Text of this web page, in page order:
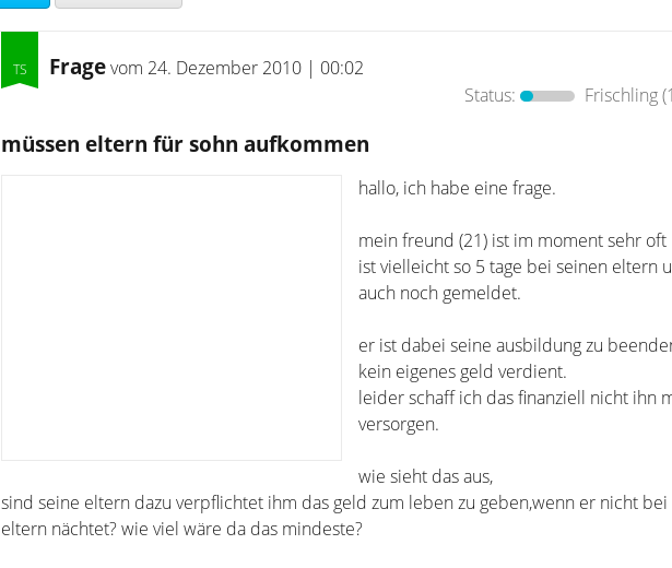
Fragevom 24. Dezember 2010 | 00:02
Status:
Frischling
müssen eltern für sohn aufkommen
hallo, ich habe eine frage.
mein freund (21) ist im moment sehr
ist vielleicht so 5 tage bei seinen eltern
auch noch gemeldet.
er ist dabei seine ausbildung zu
kein eigenes geld verdient.
leider schaff ich das finanziell nicht ihn
versorgen.
wie sieht das aus,
sind seine eltern dazu verpflichtet ihm das geld zum leben zu geben,wenn er nicht bei
eltern nächtet? wie viel wäre da das mindeste?